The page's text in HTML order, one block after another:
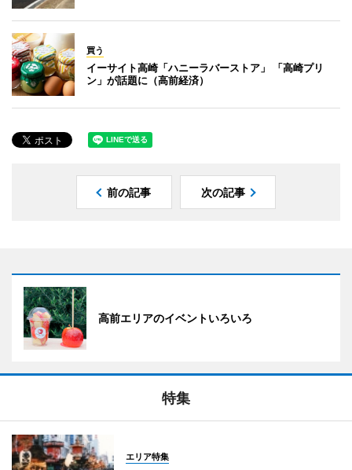
買う
イーサイト高崎「ハニーラバーストア」 「高崎プリ
ン」が話題に（高前経済）
前の記事 次の記事
高前エリアのイベントいろいろ
特集
エリア特集